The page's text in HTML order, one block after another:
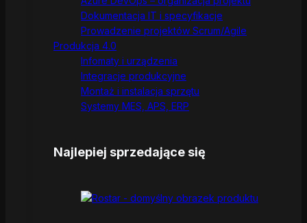
Dokumentacja IT i specyfikacje
Prowadzenie projektów Scrum/Agile
Produkcja 4.0
Infomaty i urządzenia
Integracje produkcyjne
Montaż i instalacja sprzętu
Systemy MES, APS, ERP
Najlepiej sprzedające się